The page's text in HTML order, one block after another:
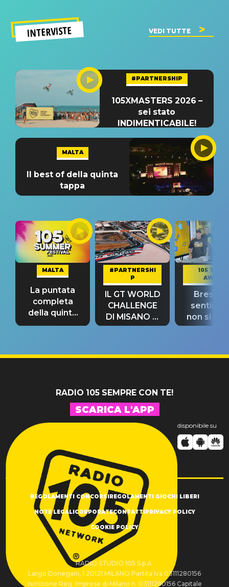
INTERVISTE VEDI TUTTE
#PARTNERSHIP
105XMASTERS 2026 –
sei stato
INDIMENTICABILE!
MALTA
Il best of della quinta
tappa
MALTA
La puntata
completa
della quinta
tappa
#PARTNERSHI
P
IL GT WORLD
CHALLENGE
DI MISANO si
riconferma
105 TAKE
AWAY
Bresh:
non si
fino alla
RADIO 105 SEMPRE CON TE!
SCARICA L'APP
disponibile su
REGOLAMENTI CONCORSIREGOLAMENTI GIOCHI LIBERI
NOTE LEGALICORPORATECONTATTIPRIVACY POLICY
COOKIE POLICY
RADIO STUDIO 105 S.p.A.
Largo Donegani, 1 20121 MILANO Partita Iva 03111280156
Iscrizione Reg. Imprese di Milano n. 03111280156 Capitale